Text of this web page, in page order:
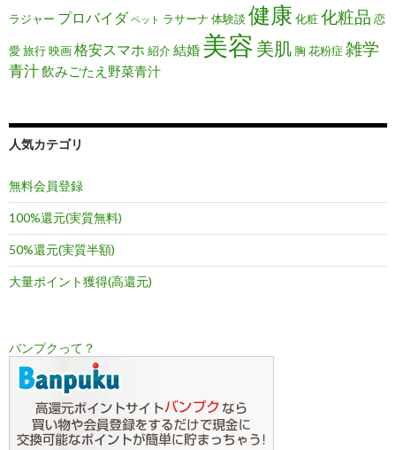
ラジャー プロバイダ ペット ラサーナ 体験談 健康 化粧化粧品 恋
愛旅行映画格安スマホ 紹介結婚 美容 美肌 胸 花粉症 雑学
青汁飲みごたえ野菜青汁
人気カテゴリ
無料会員登録
100%還元(実質無料)
50%還元(実質半額)
大量ポイント獲得(高還元)
バンプクって？